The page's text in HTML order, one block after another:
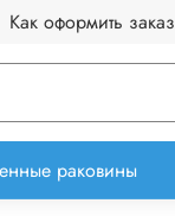
Как оформить заказ
раковины